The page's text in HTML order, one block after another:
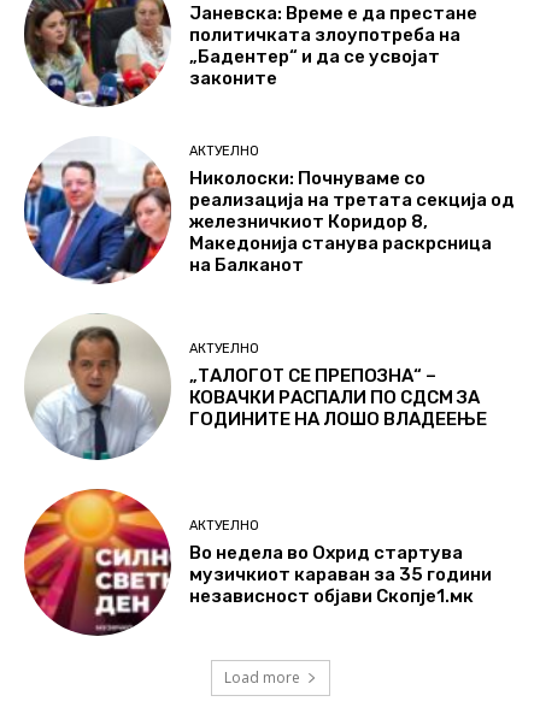
Јаневска: Време е да престане
политичката злоупотреба на
„Бадентер“ и да се усвојат
законите
АКТУЕЛНО
Николоски: Почнуваме со
реализација на третата секција од
железничкиот Коридор 8,
Македонија станува раскрсница
на Балканот
АКТУЕЛНО
„ТАЛОГОТ СЕ ПРЕПОЗНА“ –
КОВАЧКИ РАСПАЛИ ПО СДСМ ЗА
ГОДИНИТЕ НА ЛОШО ВЛАДЕЕЊЕ
АКТУЕЛНО
Во недела во Охрид стартува
музичкиот караван за 35 години
независност објави Скопје1.мк
Load more